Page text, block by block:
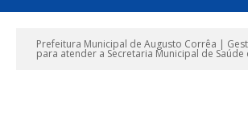
Prefeitura Municipal de Augusto Corrêa |
para atender a Secretaria Municipal de